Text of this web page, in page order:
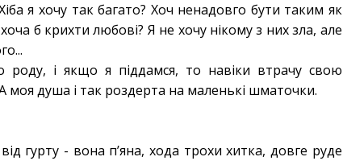
я хочу так багато? Хоч ненадовго бути таким як
б крихти любові? Я не хочу нікому з них зла, але
і якщо я піддамся, то навіки втрачу свою
моя душа і так роздерта на маленькі шматочки.
гурту - вона п’яна, хода трохи хитка, довге руде